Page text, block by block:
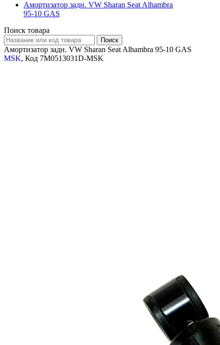
Амортизатор задн. VW Sharan Seat Alhambra
95-10 GAS
Поиск товара
Амортизатор задн. VW Sharan Seat Alhambra 95-10 GAS
MSK, Код 7M0513031D-MSK